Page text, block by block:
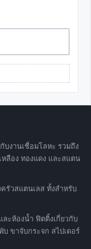
บงานเชื่อมโลหะ รวมถึง
หลือง ทองแดง และสแตน
รัวสแตนเลส ทั้งสำหรับ
ะห้องน้ำ ฟิตติ้งเกี่ยวกับ
ขาจับกระจก สไปเดอร์